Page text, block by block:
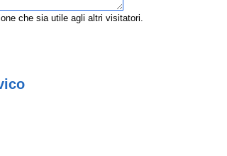
che sia utile agli altri visitatori.